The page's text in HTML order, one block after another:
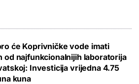
će Koprivničke vode imati
od najfunkcionalnijih laboratorija
Investicija vrijedna 4.75
kuna